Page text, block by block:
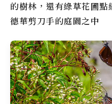
的樹林，還有綠草花圃
德華剪刀手的庭園之中